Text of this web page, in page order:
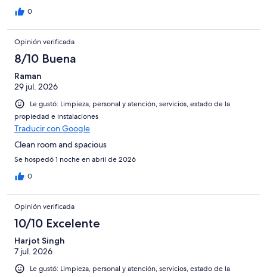
0
Opinión verificada
8/10 Buena
Raman
29 jul. 2026
Le gustó: Limpieza, personal y atención, servicios, estado de la
propiedad e instalaciones
Traducir con Google
Clean room and spacious
Se hospedó 1 noche en abril de 2026
0
Opinión verificada
10/10 Excelente
Harjot Singh
7 jul. 2026
Le gustó: Limpieza, personal y atención, servicios, estado de la